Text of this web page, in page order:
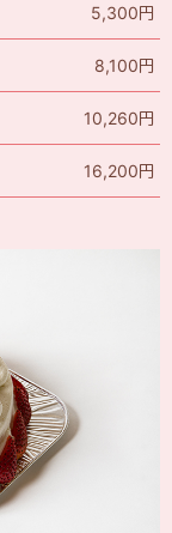
5,300円
8,100円
10,260円
16,200円